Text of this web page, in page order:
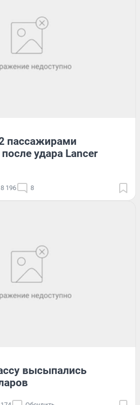
пассажирами
удара Lancer
8 196 8
высыпались